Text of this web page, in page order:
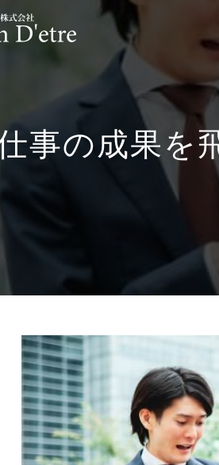
事の成果を